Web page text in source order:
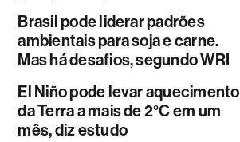
Brasil pode liderar padrões
ambientais para soja e carne.
Mas há desafios, segundo WRI
El Niño pode levar aquecimento
da Terra a mais de 2°C em um
mês, diz estudo